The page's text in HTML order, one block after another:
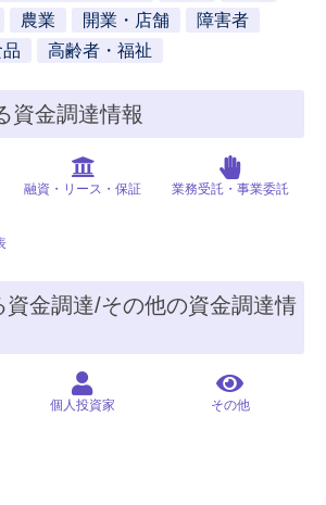
農業 開業・店舗
障害者
高齢者・福祉
資金調達情報
融資・リース・保証 業務受託・事業委託
資金調達/その他の資金調達情
個人投資家 その他